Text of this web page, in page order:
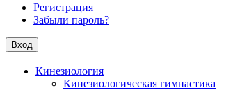
Регистрация
Забыли пароль?
Кинезиология
Кинезиологическая гимнастика